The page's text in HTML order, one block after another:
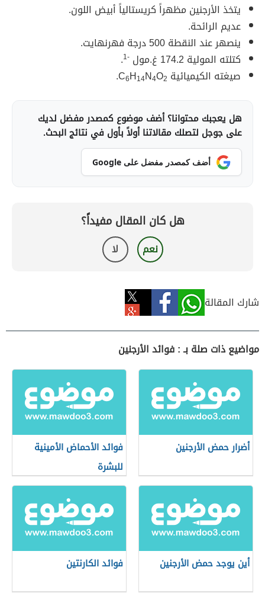
يتخذ الأرجنين مظهراً كريستالياً أبيض اللون.
عديم الرائحة.
ينصهر عند النقطة 500 درجة فهرنهايت.
كتلته المولية 174.2 غ.مول
-1
.
صيغته الكيميائية C
6H14N4O2
.
هل يعجبك محتوانا؟ أضف موضوع كمصدر مفضل لديك
على جوجل لتصلك مقالاتنا أولاً بأول في نتائج البحث.
أضف كمصدر مفضل على Google
هل كان المقال مفيداً؟
نعم لا
شارك المقالة
مواضيع ذات صلة بـ : فوائد الأرجنين
أضرار حمض الأرجنين
فوائد الأحماض الأمينية
للبشرة
أين يوجد حمض الأرجنين فوائد الكارنتين